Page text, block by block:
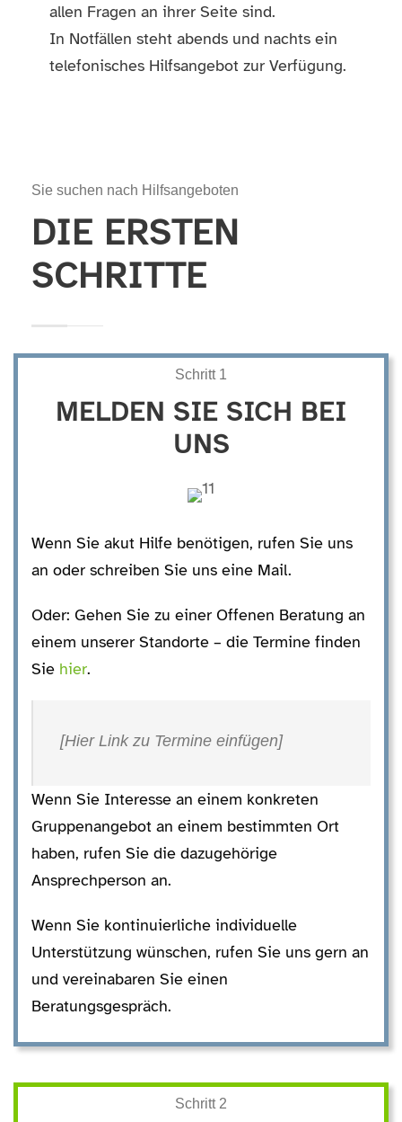
allen Fragen an ihrer Seite sind.
In Notfällen steht abends und nachts ein
telefonisches Hilfsangebot zur Verfügung.
Sie suchen nach Hilfsangeboten
DIE ERSTEN
SCHRITTE
Schritt 1
MELDEN SIE SICH BEI
UNS
Wenn Sie akut Hilfe benötigen, rufen Sie uns
an oder schreiben Sie uns eine Mail.
Oder: Gehen Sie zu einer Offenen Beratung an
einem unserer Standorte – die Termine finden
Sie hier.
[Hier Link zu Termine einfügen]
Wenn Sie Interesse an einem konkreten
Gruppenangebot an einem bestimmten Ort
haben, rufen Sie die dazugehörige
Ansprechperson an.
Wenn Sie kontinuierliche individuelle
Unterstützung wünschen, rufen Sie uns gern an
und vereinabaren Sie einen
Beratungsgespräch.
Schritt 2